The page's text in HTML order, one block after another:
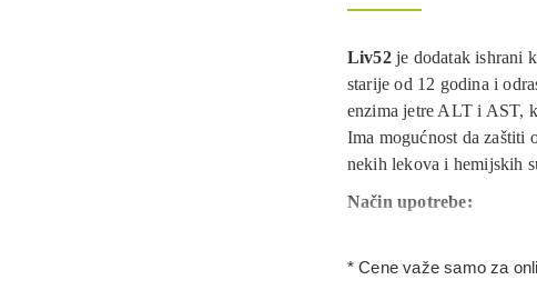
Liv52 je dodatak ishrani
starije od 12 godina i
enzima jetre ALT i AST,
Ima mogućnost da zaštiti
nekih lekova i hemijskih
Način upotrebe:
- deca staija od 12
* Cene važe samo za